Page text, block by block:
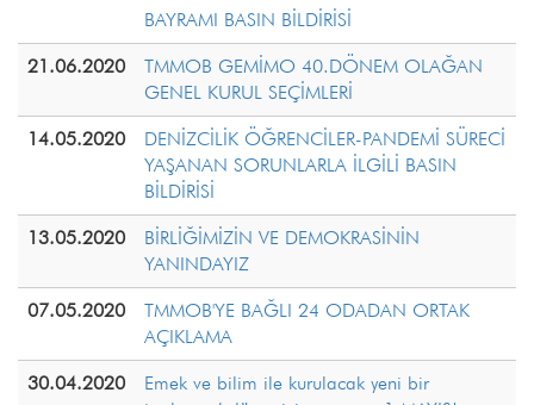
BAYRAMI BASIN BİLDİRİSİ
21.06.2020
TMMOB GEMİMO 40.DÖNEM OLAĞAN
GENEL KURUL SEÇİMLERİ
14.05.2020
DENİZCİLİK ÖĞRENCİLER-PANDEMİ SÜRECİ
YAŞANAN SORUNLARLA İLGİLİ BASIN
BİLDİRİSİ
13.05.2020
BİRLİĞİMİZİN VE DEMOKRASİNİN
YANINDAYIZ
07.05.2020
TMMOB'YE BAĞLI 24 ODADAN ORTAK
AÇIKLAMA
30.04.2020
Emek ve bilim ile kurulacak yeni bir